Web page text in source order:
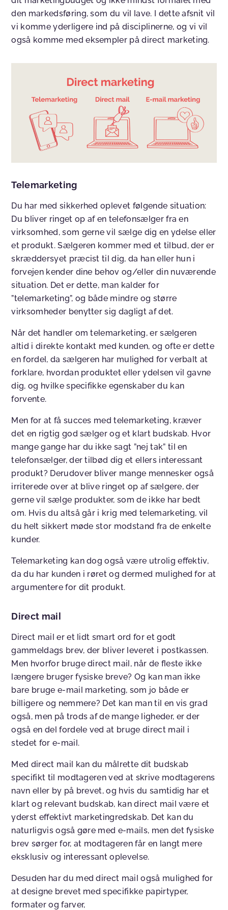
den markedsføring, som du vil lave. I dette afsnit vil
vi komme yderligere ind på disciplinerne, og vi vil
også komme med eksempler på direct marketing.
Telemarketing
Du har med sikkerhed oplevet følgende situation:
Du bliver ringet op af en telefonsælger fra en
virksomhed, som gerne vil sælge dig en ydelse eller
et produkt. Sælgeren kommer med et tilbud, der er
skræddersyet præcist til dig, da han eller hun i
forvejen kender dine behov og/eller din nuværende
situation. Det er dette, man kalder for
”telemarketing”, og både mindre og større
virksomheder benytter sig dagligt af det.
Når det handler om telemarketing, er sælgeren
altid i direkte kontakt med kunden, og ofte er dette
en fordel, da sælgeren har mulighed for verbalt at
forklare, hvordan produktet eller ydelsen vil gavne
dig, og hvilke specifikke egenskaber du kan
forvente.
Men for at få succes med telemarketing, kræver
det en rigtig god sælger og et klart budskab. Hvor
mange gange har du ikke sagt ”nej tak” til en
telefonsælger, der tilbød dig et ellers interessant
produkt? Derudover bliver mange mennesker også
irriterede over at blive ringet op af sælgere, der
gerne vil sælge produkter, som de ikke har bedt
om. Hvis du altså går i krig med telemarketing, vil
du helt sikkert møde stor modstand fra de enkelte
kunder.
Telemarketing kan dog også være utrolig effektiv,
da du har kunden i røret og dermed mulighed for at
argumentere for dit produkt.
Direct mail
Direct mail er et lidt smart ord for et godt
gammeldags brev, der bliver leveret i postkassen.
Men hvorfor bruge direct mail, når de fleste ikke
længere bruger fysiske breve? Og kan man ikke
bare bruge e-mail marketing, som jo både er
billigere og nemmere? Det kan man til en vis grad
også, men på trods af de mange ligheder, er der
også en del fordele ved at bruge direct mail i
stedet for e-mail.
Med direct mail kan du målrette dit budskab
specifikt til modtageren ved at skrive modtagerens
navn eller by på brevet, og hvis du samtidig har et
klart og relevant budskab, kan direct mail være et
yderst effektivt marketingredskab. Det kan du
naturligvis også gøre med e-mails, men det fysiske
brev sørger for, at modtageren får en langt mere
eksklusiv og interessant oplevelse.
Desuden har du med direct mail også mulighed for
at designe brevet med specifikke papirtyper,
formater og farver,